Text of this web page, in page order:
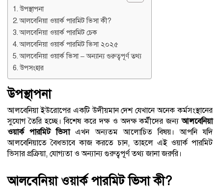
উপস্থাপনা
আলবেনিয়া ওয়ার্ক পারমিট ভিসা কী?
আলবেনিয়া ওয়ার্ক পারমিট চেক
আলবেনিয়া ওয়ার্ক পারমিট ভিসা ২০২৫
আলবেনিয়া ওয়ার্ক ভিসা – অন্যান্য গুরুত্বপূর্ণ তথ্য
উপসংহার
উপস্থাপনা
আলবেনিয়া ইউরোপের একটি উদীয়মান দেশ যেখানে অনেক কর্মসংস্থানের
সুযোগ তৈরি হচ্ছে। বিশেষ করে দক্ষ ও অদক্ষ কর্মীদের জন্যআলবেনিয়া
ওয়ার্ক পারমিট ভিসাএখন অন্যতম আলোচিত বিষয়। আপনি যদি
আলবেনিয়াতে বৈধভাবে কাজ করতে চান, তাহলে এই ওয়ার্ক পারমিট
ভিসার প্রক্রিয়া, যোগ্যতা ও অন্যান্য গুরুত্বপূর্ণ তথ্য জানা জরুরি।
আলবেনিয়া ওয়ার্ক পারমিট ভিসা কী?